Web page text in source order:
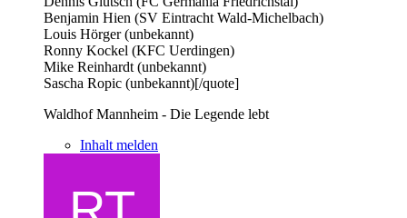
Benjamin Hien (SV Eintracht Wald-Michelbach)
Louis Hörger (unbekannt)
Ronny Kockel (KFC Uerdingen)
Mike Reinhardt (unbekannt)
Sascha Ropic (unbekannt)[/quote]
Waldhof Mannheim - Die Legende lebt
Inhalt melden